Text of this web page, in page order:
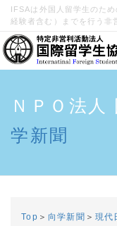
IFSAは外国人留学生のた
経験者含む）までを行う非
ＮＰＯ法人
学新聞
Top ＞ 向学新聞 ＞ 現代